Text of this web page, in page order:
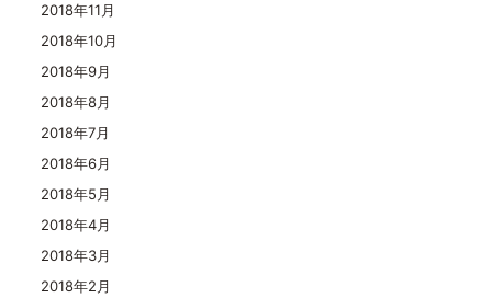
2018年11月
2018年10月
2018年9月
2018年8月
2018年7月
2018年6月
2018年5月
2018年4月
2018年3月
2018年2月